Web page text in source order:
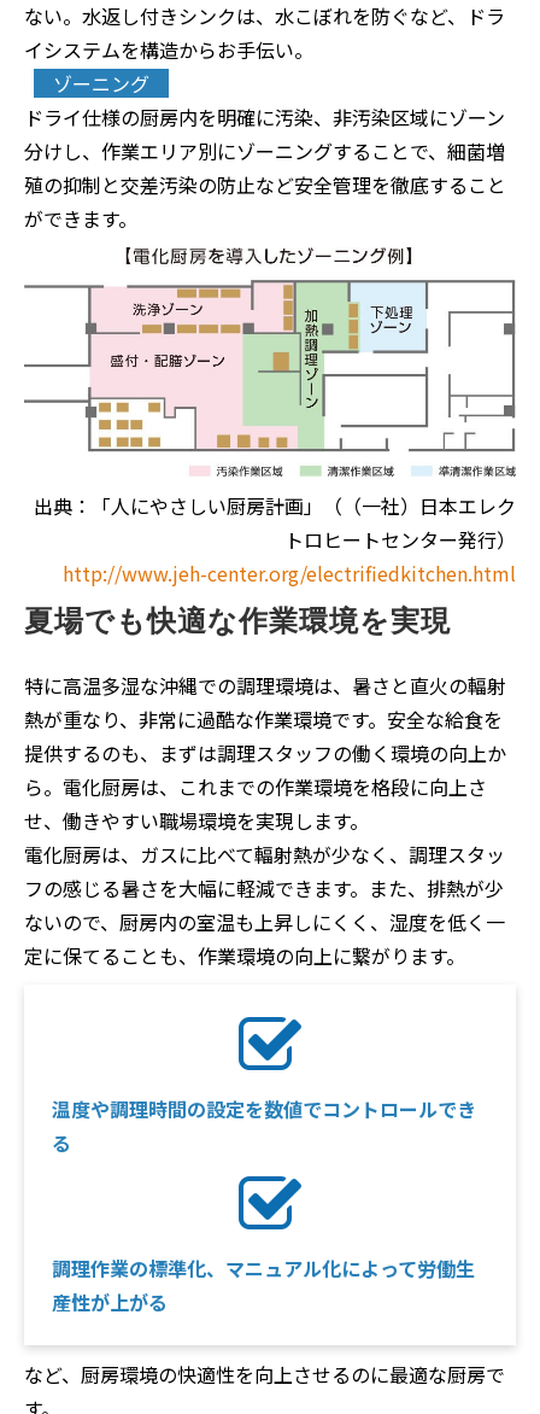
ない。水返し付きシンクは、水こぼれを防ぐなど、ドラ
イシステムを構造からお手伝い。
ゾーニング
ドライ仕様の厨房内を明確に汚染、非汚染区域にゾーン
分けし、作業エリア別にゾーニングすることで、細菌増
殖の抑制と交差汚染の防止など安全管理を徹底すること
ができます。
出典：「人にやさしい厨房計画」（（一社）日本エレク
トロヒートセンター発行）
http://www.jeh-center.org/electrifiedkitchen.html
夏場でも快適な作業環境を実現
特に高温多湿な沖縄での調理環境は、暑さと直火の輻射
熱が重なり、非常に過酷な作業環境です。安全な給食を
提供するのも、まずは調理スタッフの働く環境の向上か
ら。電化厨房は、これまでの作業環境を格段に向上さ
せ、働きやすい職場環境を実現します。
電化厨房は、ガスに比べて輻射熱が少なく、調理スタッ
フの感じる暑さを大幅に軽減できます。また、排熱が少
ないので、厨房内の室温も上昇しにくく、湿度を低く一
定に保てることも、作業環境の向上に繋がります。
温度や調理時間の設定を数値でコントロールでき
る
調理作業の標準化、マニュアル化によって労働生
産性が上がる
など、厨房環境の快適性を向上させるのに最適な厨房で
す。